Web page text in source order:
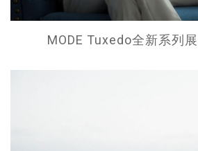
MODE Tuxedo全新系列